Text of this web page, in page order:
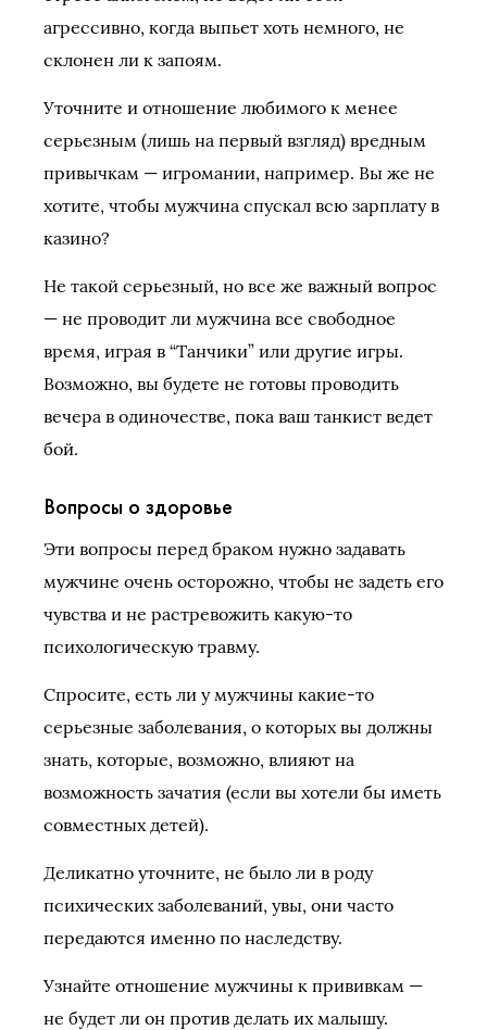
агрессивно, когда выпьет хоть немного, не
склонен ли к запоям.
Уточните и отношение любимого к менее
серьезным (лишь на первый взгляд) вредным
привычкам — игромании, например. Вы же не
хотите, чтобы мужчина спускал всю зарплату в
казино?
Не такой серьезный, но все же важный вопрос
— не проводит ли мужчина все свободное
время, играя в “Танчики” или другие игры.
Возможно, вы будете не готовы проводить
вечера в одиночестве, пока ваш танкист ведет
бой.
Вопросы о здоровье
Эти вопросы перед браком нужно задавать
мужчине очень осторожно, чтобы не задеть его
чувства и не растревожить какую-то
психологическую травму.
Спросите, есть ли у мужчины какие-то
серьезные заболевания, о которых вы должны
знать, которые, возможно, влияют на
возможность зачатия (если вы хотели бы иметь
совместных детей).
Деликатно уточните, не было ли в роду
психических заболеваний, увы, они часто
передаются именно по наследству.
Узнайте отношение мужчины к прививкам —
не будет ли он против делать их малышу.